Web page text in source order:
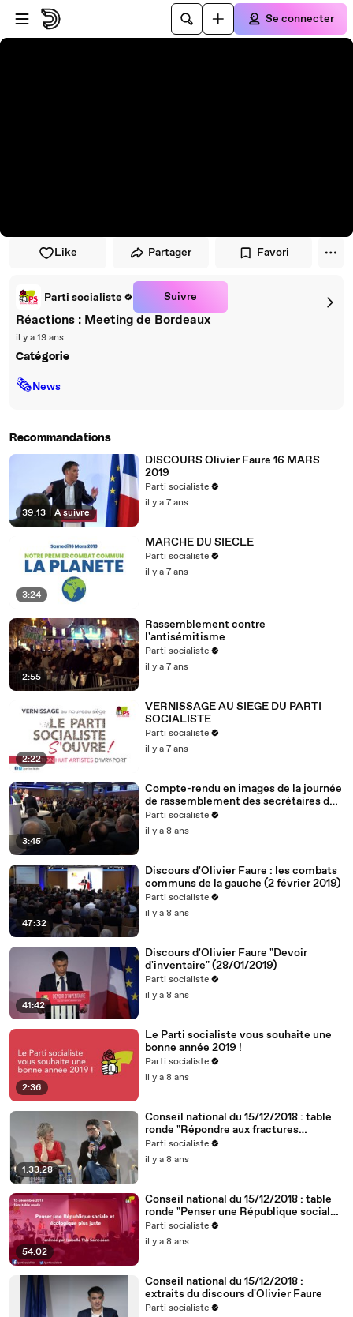
Passer au player
Passer au contenu principal
Se connecter
Like Partager Favori
Parti socialiste Suivre
Réactions : Meeting de Bordeaux
il y a 19 ans
Catégorie
🗞News
Recommandations
39:13 À suivre
DISCOURS Olivier Faure 16 MARS
2019
Parti socialiste
il y a 7 ans
3:24
MARCHE DU SIECLE
Parti socialiste
il y a 7 ans
2:55
Rassemblement contre
l'antisémitisme
Parti socialiste
il y a 7 ans
2:22
VERNISSAGE AU SIEGE DU PARTI
SOCIALISTE
Parti socialiste
il y a 7 ans
3:45
Compte-rendu en images de la journée
de rassemblement des secrétaires de
section (2.2.19)
Parti socialiste
il y a 8 ans
47:32
Discours d'Olivier Faure : les combats
communs de la gauche (2 février 2019)
Parti socialiste
il y a 8 ans
41:42
Discours d'Olivier Faure "Devoir
d'inventaire" (28/01/2019)
Parti socialiste
il y a 8 ans
2:36
Le Parti socialiste vous souhaite une
bonne année 2019 !
Parti socialiste
il y a 8 ans
1:33:28
Conseil national du 15/12/2018 : table
ronde "Répondre aux fractures
territoriales, républicaines et
démocratiques"
Parti socialiste
il y a 8 ans
54:02
Conseil national du 15/12/2018 : table
ronde "Penser une République sociale
et écologique plus juste"
Parti socialiste
il y a 8 ans
Conseil national du 15/12/2018 :
extraits du discours d'Olivier Faure
Parti socialiste